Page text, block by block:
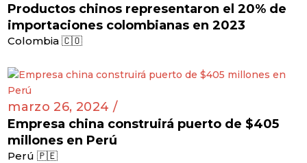
Productos chinos representaron el 20% de
importaciones colombianas en 2023
Colombia 🇨🇴
marzo 26, 2024 /
Empresa china construirá puerto de $405
millones en Perú
Perú 🇵🇪